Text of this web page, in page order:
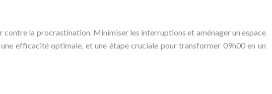
la procrastination. Minimiser les interruptions et aménager un espace
efficacité optimale, et une étape cruciale pour transformer 09h00 en un